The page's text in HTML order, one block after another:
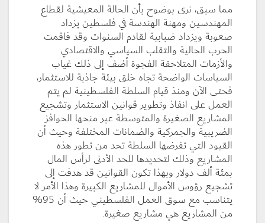
مما سبق، نرى بوضوح بأن الحالة المعيشية لقطاع
المهندسين ومهنة الهندسة في فلسطين يزداد
صعوبة ويزداد ضبابية لقادم السنوات وقد فاقمت
الحرب الحالية والتقلب السياسي والاقتصادي
والأزمات المتلاحقة الفجوة أضف إلى ذلك غياب
السياسات الواضحة تجاه خلق بيئة جاذبة للاستثمار،
فحتى الآن ومنذ قيام السلطة الفلسطينية لم يتم
العمل على انفاذ وتطوير قوانين الاستثمار وتشجيع
المشاريع الصغيرة والمتوسطة عبر منحها الحوافز
الضريبية والجمركية والضمانات المختلفة وحيث أن
القيود التي تفرضها السلطة تحد من تطور هذه
المشاريع وذلك لتحديدها للحد الأدنى لرأس المال
بمئة ألف دولار وبهذا تكون القوانين قد هدفت إلى
تشجيع رؤوس الأموال للمشاريع الكبيرة وهذا الأمر لا
يتناسب مع سوق العمل الفلسطيني حيث أن 95%
من المشاريع هي مشاريع صغيرة.